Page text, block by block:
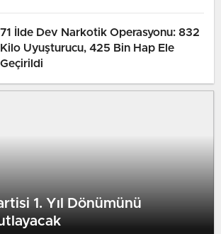
71 İlde Dev Narkotik Operasyonu: 832
Kilo Uyuşturucu, 425 Bin Hap Ele
Geçirildi
1. Yıl Dönümünü